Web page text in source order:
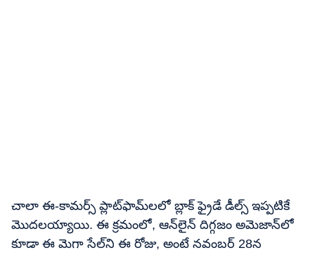
చాలా ఈ-కామర్స్ ప్లాట్‌ఫామ్‌లలో బ్లాక్ ఫ్రైడే డీల్స్ ఇప్పటికే
మొదలయ్యాయి. ఈ క్రమంలో, ఆన్‌లైన్ దిగ్గజం అమెజాన్‌లో
కూడా ఈ మెగా సేల్​ని ఈ రోజు, అంటే నవంబర్​ 28న